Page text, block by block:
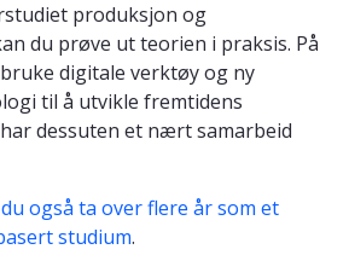
produksjon og
du prøve ut teorien i praksis. På
digitale verktøy og ny
til å utvikle fremtidens
dessuten et nært samarbeid
også ta over flere år som et
studium.